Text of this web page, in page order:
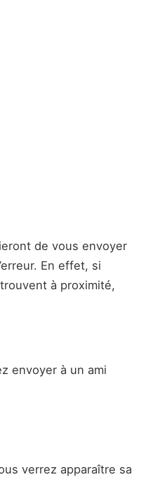
de vous envoyer
En effet, si
à proximité,
envoyer à un ami
verrez apparaître sa